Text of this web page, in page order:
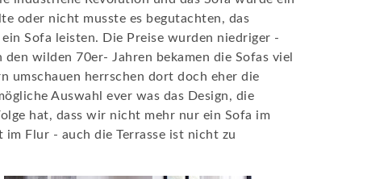
oder nicht musste es begutachten, das
Sofa leisten. Die Preise wurden niedriger -
wilden 70er- Jahren bekamen die Sofas viel
umschauen herrschen dort doch eher die
Auswahl ever was das Design, die
hat, dass wir nicht mehr nur ein Sofa im
Flur - auch die Terrasse ist nicht zu